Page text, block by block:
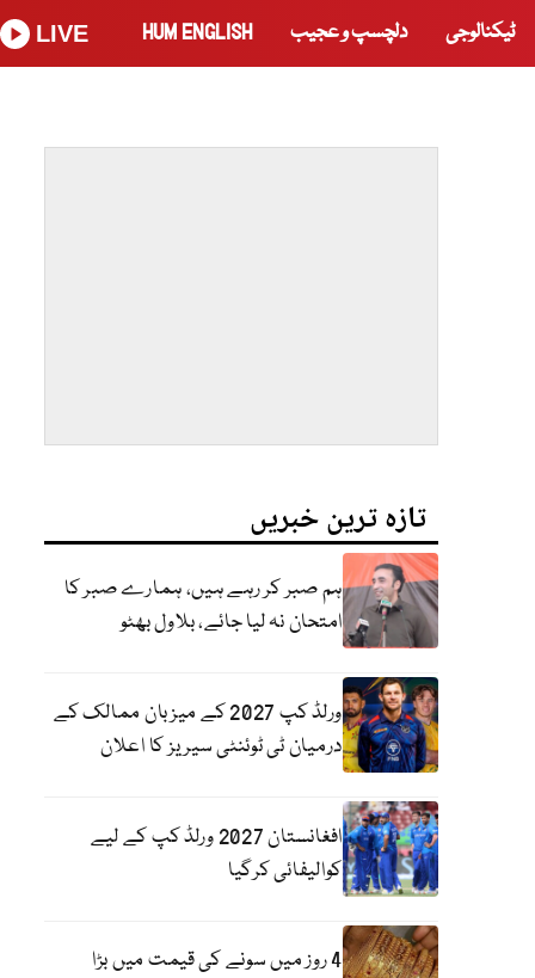
ٹیکنالوجی دلچسپ و عجیب HUM ENGLISH
LIVE
تازہ ترین خبریں
ہم صبر کر رہے ہیں، ہمارے صبر کا
امتحان نہ لیا جائے، بلاول بھٹو
ورلڈ کپ 2027 کے میزبان ممالک کے
درمیان ٹی ٹوئنٹی سیریز کا اعلان
افغانستان 2027 ورلڈ کپ کے لیے
کوالیفائی کرگیا
4 روز میں سونے کی قیمت میں بڑا